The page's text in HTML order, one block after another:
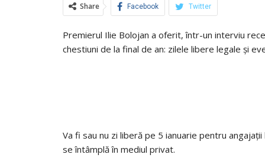
Share Facebook Twitter
Premierul Ilie Bolojan a oferit, într-un interviu
chestiuni de la final de an: zilele libere legale și
Va fi sau nu zi liberă pe 5 ianuarie pentru
se întâmplă în mediul privat.